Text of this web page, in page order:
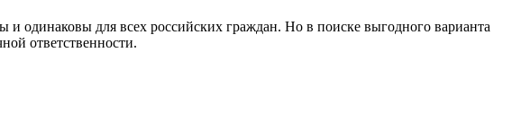
и одинаковы для всех российских граждан. Но в поиске выгодного варианта
ответственности.